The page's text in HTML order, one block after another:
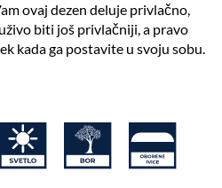
ovaj dezen deluje privlačno,
biti još privlačniji, a pravo
kada ga postavite u svoju sobu.